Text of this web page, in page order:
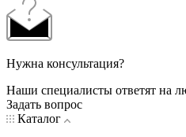
Нужна консультация?
Наши специалисты ответят на
Задать вопрос
Каталог